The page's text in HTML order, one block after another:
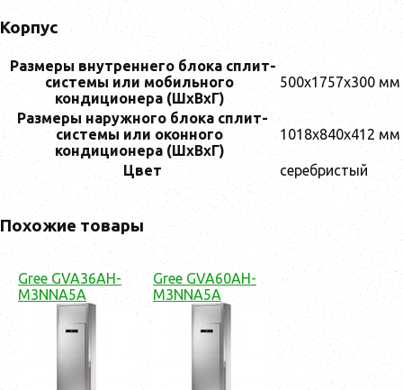
Корпус
Размеры внутреннего блока сплит-
системы или мобильного
кондиционера (ШxВxГ)
500x1757x300 мм
Размеры наружного блока сплит-
системы или оконного
кондиционера (ШxВxГ)
1018x840x412 мм
Цвет серебристый
Похожие товары
Gree GVA36AH-
M3NNA5A
Gree GVA60AH-
M3NNA5A